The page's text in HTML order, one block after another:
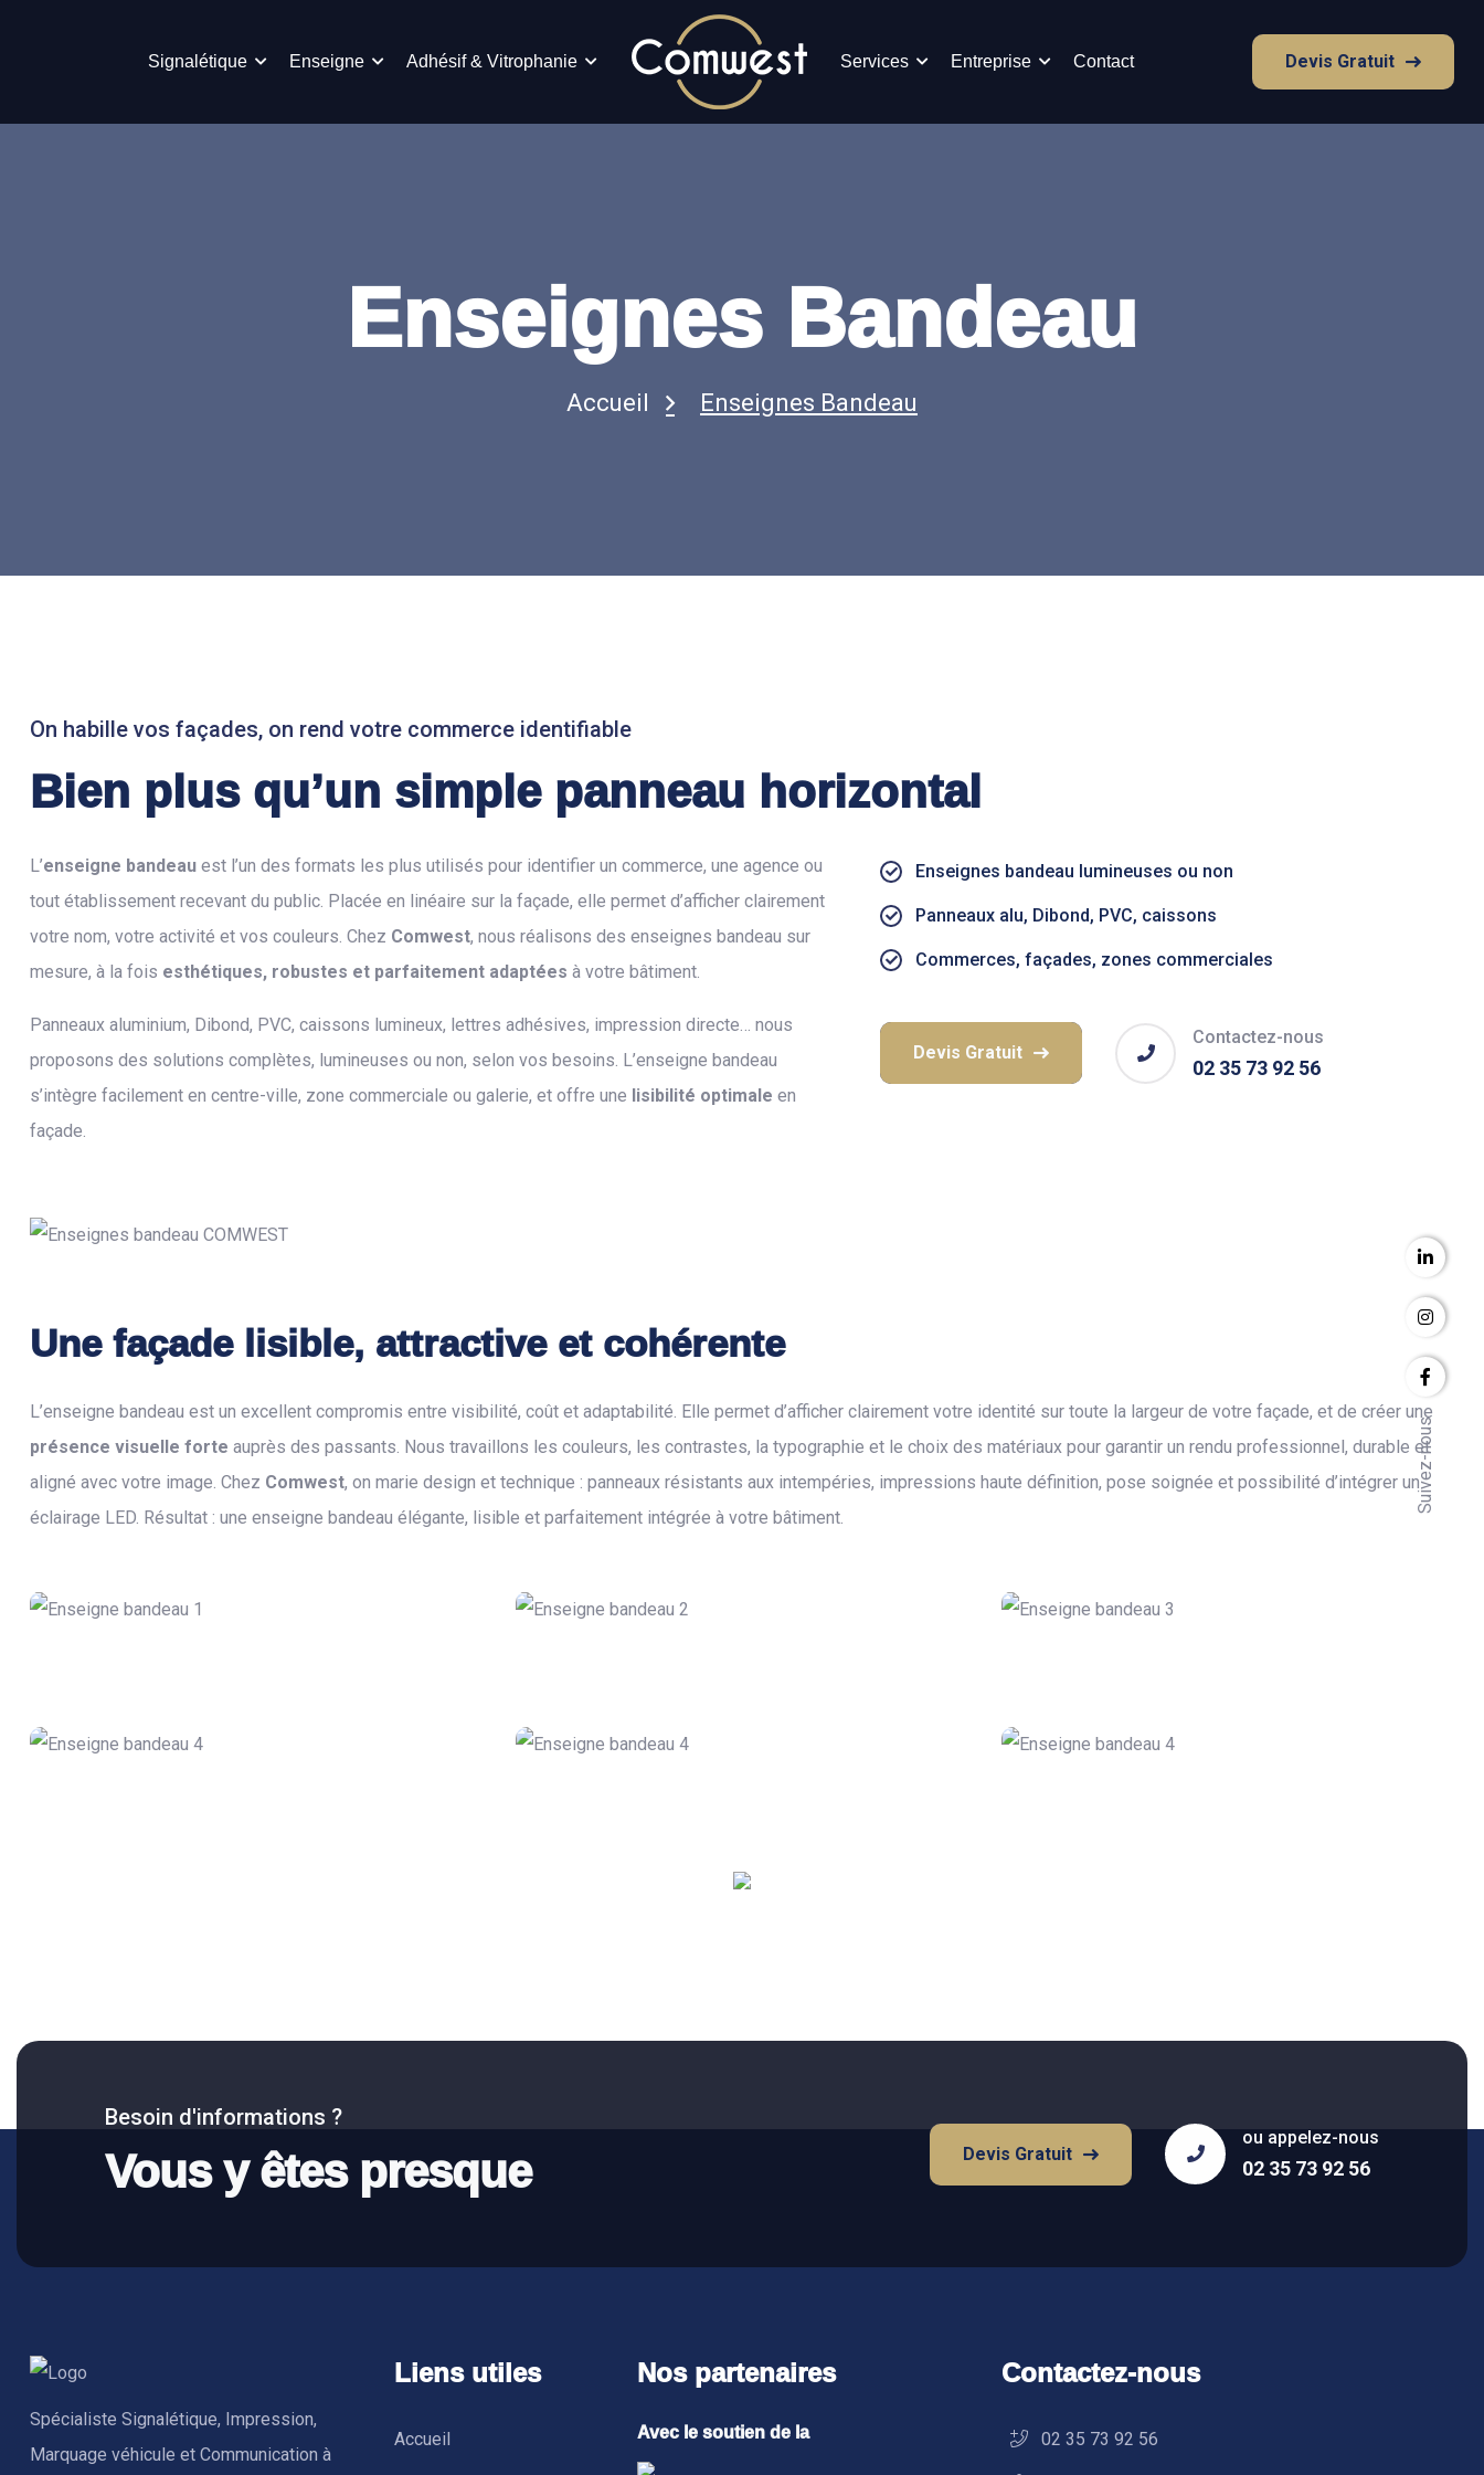
Signalétique Enseigne Adhésif & Vitrophanie Services Entreprise Contact Devis Gratuit
Suivez-nous
Enseignes Bandeau
Accueil Enseignes Bandeau
On habille vos façades, on rend votre commerce identifiable
Bien plus qu’un simple panneau horizontal
L’enseigne bandeau est l’un des formats les plus utilisés pour identifier un commerce, une agence ou
tout établissement recevant du public. Placée en linéaire sur la façade, elle permet d’afficher clairement
votre nom, votre activité et vos couleurs. Chez Comwest, nous réalisons des enseignes bandeau sur
mesure, à la fois esthétiques, robustes et parfaitement adaptées à votre bâtiment.
Panneaux aluminium, Dibond, PVC, caissons lumineux, lettres adhésives, impression directe… nous
proposons des solutions complètes, lumineuses ou non, selon vos besoins. L’enseigne bandeau
s’intègre facilement en centre-ville, zone commerciale ou galerie, et offre une lisibilité optimale en
façade.
Enseignes bandeau lumineuses ou non
Panneaux alu, Dibond, PVC, caissons
Commerces, façades, zones commerciales
Devis Gratuit
Contactez-nous
02 35 73 92 56
Une façade lisible, attractive et cohérente
L’enseigne bandeau est un excellent compromis entre visibilité, coût et adaptabilité. Elle permet d’afficher clairement votre identité sur toute la largeur de votre façade, et de créer une
présence visuelle forte auprès des passants. Nous travaillons les couleurs, les contrastes, la typographie et le choix des matériaux pour garantir un rendu professionnel, durable et
aligné avec votre image. Chez Comwest, on marie design et technique : panneaux résistants aux intempéries, impressions haute définition, pose soignée et possibilité d’intégrer un
éclairage LED. Résultat : une enseigne bandeau élégante, lisible et parfaitement intégrée à votre bâtiment.
Besoin d'informations ?
Vous y êtes presque Devis Gratuit
ou appelez-nous
02 35 73 92 56
Spécialiste Signalétique, Impression,
Marquage véhicule et Communication à
Liens utiles
Accueil
Nos partenaires
Avec le soutien de la
Contactez-nous
02 35 73 92 56